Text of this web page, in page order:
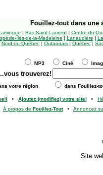
Fouillez-tout dans une
| Bas Saint-Laurent| Centre-du-
Îles-de-la-Madeleine | Lanaudière |
Nord-du-Québec | Outaouais | Québec |
MP3 Ciné
trouverez!
votre région dans Fouillez-
• Ajoutez (modifiez) votre site!•
À propos de Fouillez-Tout• Annoncez
Site